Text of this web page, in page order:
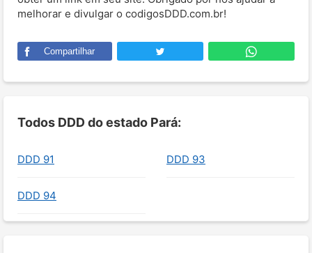
melhorar e divulgar o codigosDDD.com.br!
Compartilhar
Todos DDD do estado Pará:
DDD 91 DDD 93
DDD 94